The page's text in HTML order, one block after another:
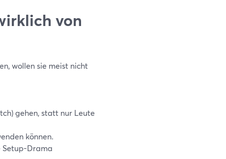
von
wollen sie meist nicht
gehen, statt nur Leute
können.
Setup-Drama